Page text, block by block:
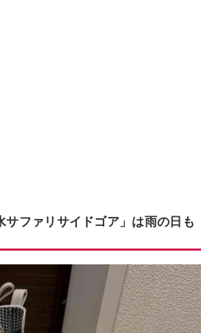
ファリサイドゴア」は雨の日も